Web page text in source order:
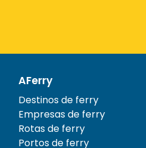
AFerry
Destinos de ferry
Empresas de ferry
Rotas de ferry
Portos de ferry